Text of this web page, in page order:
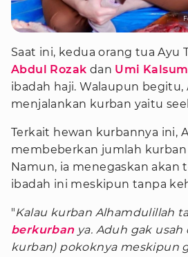
Saat ini, kedua orang tua Ayu
Abdul Rozak dan Umi Kalsum
ibadah haji. Walaupun begitu,
menjalankan kurban yaitu
Terkait hewan kurbannya ini,
membeberkan jumlah kurban
Namun, ia menegaskan akan
ibadah ini meskipun tanpa
"Kalau kurban Alhamdulillah
berkurban ya. Aduh gak
kurban) pokoknya meskipun